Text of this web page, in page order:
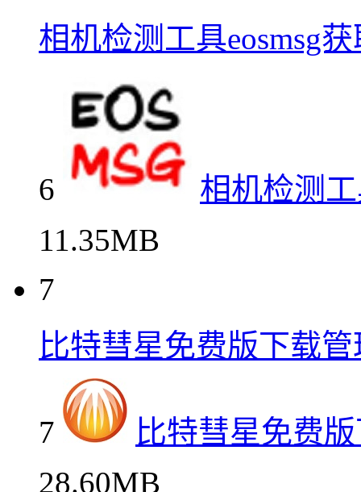
相机检测工具eosmsg
6
相机检测工
11.35MB
7
比特彗星免费版下载
7
比特彗星免费
28.60MB